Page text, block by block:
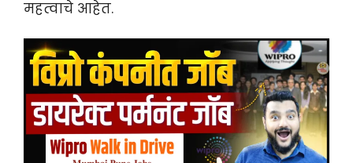
महत्वाचे आहेत.